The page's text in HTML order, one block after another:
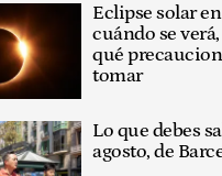
Eclipse solar
cuándo se
qué
tomar
Lo que debes
agosto, de